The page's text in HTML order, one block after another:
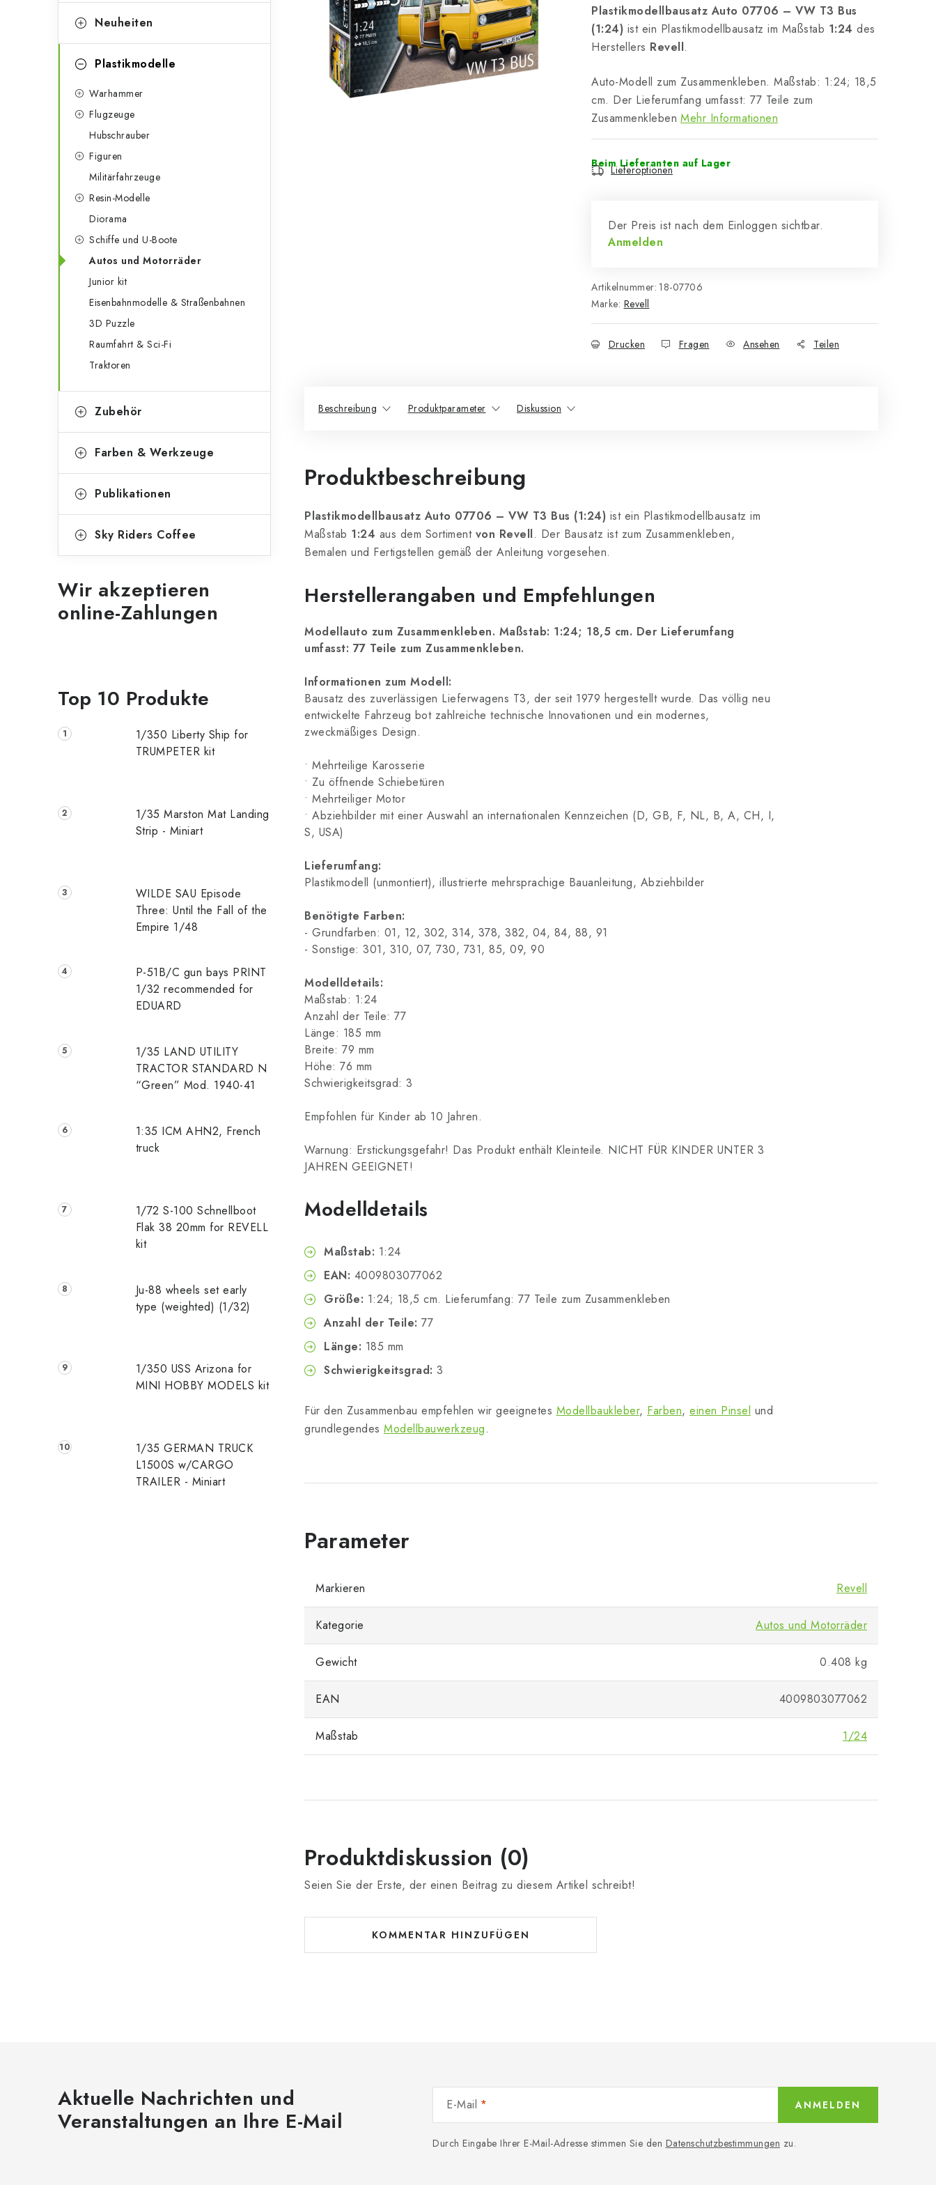
t
e
o
Neuheiten
Plastikmodelle
Warhammer
Flugzeuge
Hubschrauber
Figuren
Militärfahrzeuge
Resin-Modelle
Diorama
Schiffe und U-Boote
Autos und Motorräder
Junior kit
Eisenbahnmodelle & Straßenbahnen
3D Puzzle
Raumfahrt & Sci-Fi
Traktoren
Zubehör
Farben & Werkzeuge
Publikationen
Sky Riders Coffee
Wir akzeptieren
online-Zahlungen
Top 10 Produkte
1/350 Liberty Ship for
TRUMPETER kit
1/35 Marston Mat Landing
Strip - Miniart
WILDE SAU Episode
Three: Until the Fall of the
Empire 1/48
P-51B/C gun bays PRINT
1/32 recommended for
EDUARD
1/35 LAND UTILITY
TRACTOR STANDARD N
“Green” Mod. 1940-41
1:35 ICM AHN2, French
truck
1/72 S-100 Schnellboot
Flak 38 20mm for REVELL
kit
Ju-88 wheels set early
type (weighted) (1/32)
1/350 USS Arizona for
MINI HOBBY MODELS kit
1/35 GERMAN TRUCK
L1500S w/CARGO
TRAILER - Miniart
Plastikmodellbausatz Auto 07706 – VW T3 Bus
(1:24) ist ein Plastikmodellbausatz im Maßstab 1:24 des
Herstellers Revell.
Auto-Modell zum Zusammenkleben. Maßstab: 1:24; 18,5
cm. Der Lieferumfang umfasst: 77 Teile zum
Zusammenkleben Mehr Informationen
Beim Lieferanten auf Lager
Lieferoptionen
Der Preis ist nach dem Einloggen sichtbar.
Anmelden
Artikelnummer: 18-07706
Marke: Revell
Drucken Fragen Ansehen Teilen
Beschreibung Produktparameter Diskussion
Produktbeschreibung
Plastikmodellbausatz Auto 07706 – VW T3 Bus (1:24) ist ein Plastikmodellbausatz im
Maßstab 1:24 aus dem Sortiment von Revell. Der Bausatz ist zum Zusammenkleben,
Bemalen und Fertigstellen gemäß der Anleitung vorgesehen.
Herstellerangaben und Empfehlungen
Modellauto zum Zusammenkleben. Maßstab: 1:24; 18,5 cm. Der Lieferumfang
umfasst: 77 Teile zum Zusammenkleben.
Informationen zum Modell:
Bausatz des zuverlässigen Lieferwagens T3, der seit 1979 hergestellt wurde. Das völlig neu
entwickelte Fahrzeug bot zahlreiche technische Innovationen und ein modernes,
zweckmäßiges Design.
• Mehrteilige Karosserie
• Zu öffnende Schiebetüren
• Mehrteiliger Motor
• Abziehbilder mit einer Auswahl an internationalen Kennzeichen (D, GB, F, NL, B, A, CH, I,
S, USA)
Lieferumfang:
Plastikmodell (unmontiert), illustrierte mehrsprachige Bauanleitung, Abziehbilder
Benötigte Farben:
- Grundfarben: 01, 12, 302, 314, 378, 382, 04, 84, 88, 91
- Sonstige: 301, 310, 07, 730, 731, 85, 09, 90
Modelldetails:
Maßstab: 1:24
Anzahl der Teile: 77
Länge: 185 mm
Breite: 79 mm
Höhe: 76 mm
Schwierigkeitsgrad: 3
Empfohlen für Kinder ab 10 Jahren.
Warnung: Erstickungsgefahr! Das Produkt enthält Kleinteile. NICHT FÜR KINDER UNTER 3
JAHREN GEEIGNET!
Modelldetails
Maßstab: 1:24
EAN: 4009803077062
Größe: 1:24; 18,5 cm. Lieferumfang: 77 Teile zum Zusammenkleben
Anzahl der Teile: 77
Länge: 185 mm
Schwierigkeitsgrad: 3
Für den Zusammenbau empfehlen wir geeignetes Modellbaukleber, Farben, einen Pinsel und
grundlegendes Modellbauwerkzeug.
Markieren Revell
Kategorie Autos und Motorräder
Gewicht 0.408 kg
EAN 4009803077062
Maßstab 1/24
Produktdiskussion (0)
Seien Sie der Erste, der einen Beitrag zu diesem Artikel schreibt!
KOMMENTAR HINZUFÜGEN
Aktuelle Nachrichten und
Veranstaltungen an Ihre E-Mail
E-Mail
Durch Eingabe Ihrer E-Mail-Adresse stimmen Sie den Datenschutzbestimmungen zu.
ANMELDEN